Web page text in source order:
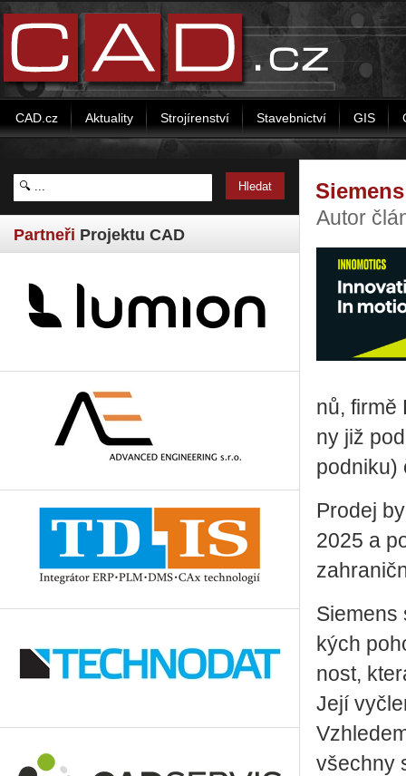
CAD.cz Aktuality Strojírenství Stavebnictví GIS
Partneři Projektu CAD
Autor
nů, firmě
ny již
pod­ni­ku)
Pro­dej
2025 a
Si­e­mens
kých
nost,
Její
všech­ny